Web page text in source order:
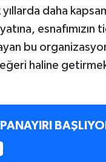
daha
esnafımızın
bu
haline